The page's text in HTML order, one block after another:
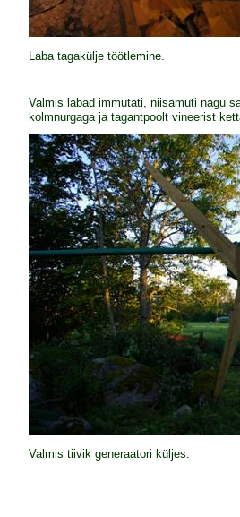
Laba tagakülje töötlemine.
Valmis labad immutati, niisamuti nagu
kolmnurgaga ja tagantpoolt vineerist
Valmis tiivik generaatori küljes.